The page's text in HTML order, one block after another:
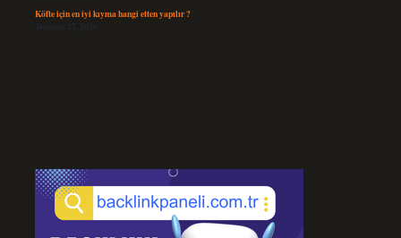
Köfte için en iyi kıyma hangi etten yapılır ?
Temmuz 27, 2026